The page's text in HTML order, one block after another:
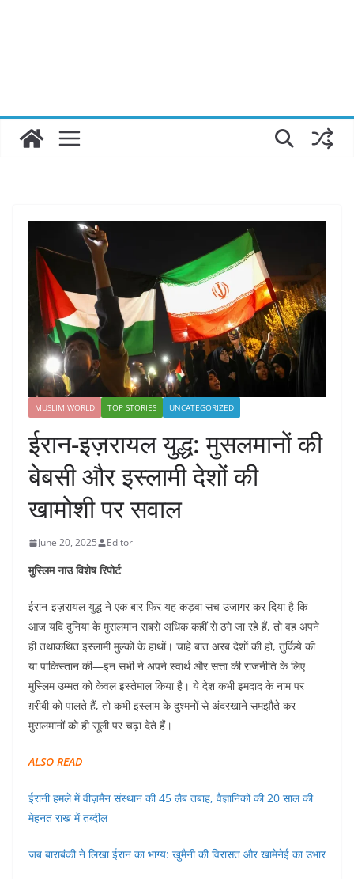
MUSLIM WORLD TOP STORIES UNCATEGORIZED
ईरान-इज़रायल युद्ध: मुसलमानों की
बेबसी और इस्लामी देशों की
खामोशी पर सवाल
June 20, 2025 Editor
मुस्लिम नाउ विशेष रिपोर्ट
ईरान-इज़रायल युद्ध ने एक बार फिर यह कड़वा सच उजागर कर दिया है कि
आज यदि दुनिया के मुसलमान सबसे अधिक कहीं से ठगे जा रहे हैं, तो वह अपने
ही तथाकथित इस्लामी मुल्कों के हाथों। चाहे बात अरब देशों की हो, तुर्किये की
या पाकिस्तान की—इन सभी ने अपने स्वार्थ और सत्ता की राजनीति के लिए
मुस्लिम उम्मत को केवल इस्तेमाल किया है। ये देश कभी इमदाद के नाम पर
ग़रीबी को पालते हैं, तो कभी इस्लाम के दुश्मनों से अंदरखाने समझौते कर
मुसलमानों को ही सूली पर चढ़ा देते हैं।
ALSO READ
ईरानी हमले में वीज़मैन संस्थान की 45 लैब तबाह, वैज्ञानिकों की 20 साल की
मेहनत राख में तब्दील
जब बाराबंकी ने लिखा ईरान का भाग्य: खुमैनी की विरासत और खामेनेई का उभार